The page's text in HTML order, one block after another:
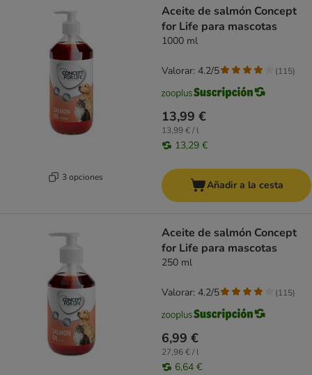
3 opciones
Aceite de salmón Concept
for Life para mascotas
1000 ml
13,99 €
13,99 € / l
13,29 €
Valorar: 4.2/5 (115)
Añadir a la cesta
Aceite de salmón Concept
for Life para mascotas
250 ml
6,99 €
27,96 € / l
6,64 €
Valorar: 4.2/5 (115)